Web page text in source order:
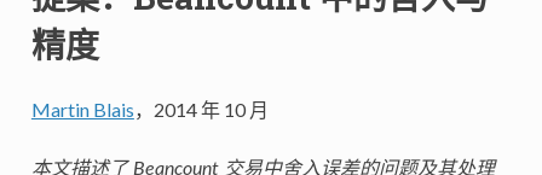
精度
Martin Blais，2014 年 10 月
本文描述了 Beancount 交易中舍入误差的问题及其处理